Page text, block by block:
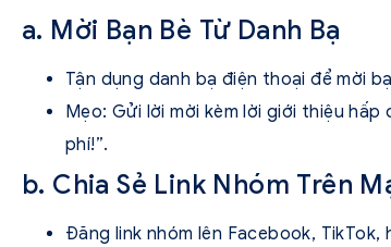
a. Mời Bạn Bè Từ Danh Bạ
Tận dụng danh bạ điện thoại để mời
Mẹo: Gửi lời mời kèm lời giới thiệu hấp
phí!”.
b. Chia Sẻ Link Nhóm Trên
Đăng link nhóm lên Facebook, TikTok,